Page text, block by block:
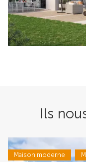
Ils
Maison moderne